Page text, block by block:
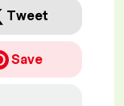
Tweet
Save